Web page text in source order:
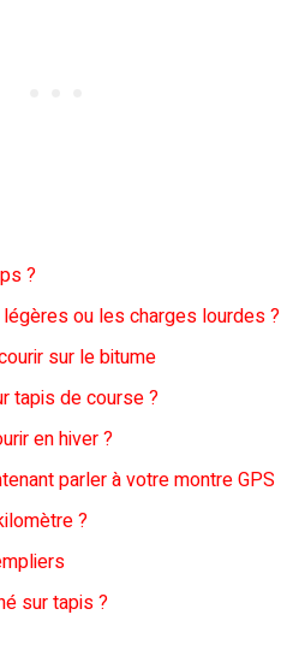
?
ou les charges lourdes ?
sur le bitume
tapis de course ?
en hiver ?
parler à votre montre GPS
?
sur tapis ?